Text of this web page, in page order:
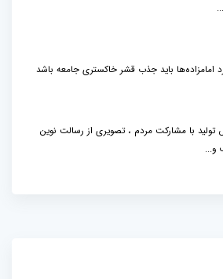
امامزاده‌ها باید جذب قشر خاکستری جامعه باشد
با مشارکت مردم ، تصویری از رسالت نوین
و...